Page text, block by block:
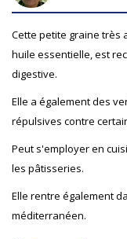
Cette petite graine très
huile essentielle, est
digestive.
Elle a également des
répulsives contre
Peut s'employer en
les pâtisseries.
Elle rentre également
méditerranéen.